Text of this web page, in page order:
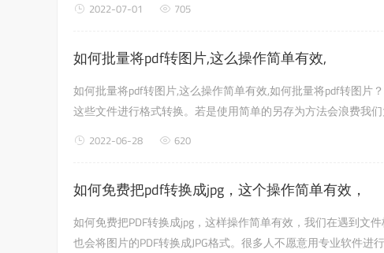
2022-07-01 705
如何批量将pdf转图片,这么操作简单有效,
如何批量将pdf转图片,这么操作简单有效,如何批量将pdf转图
这些文件进行格式转换。若是使用简单的另存为方法会浪费我
2022-06-28 620
如何免费把pdf转换成jpg，这个操作简单有效，
如何免费把PDF转换成jpg，这样操作简单有效，我们在遇到文
也会将图片的PDF转换成JPG格式。很多人不愿意用专业软件